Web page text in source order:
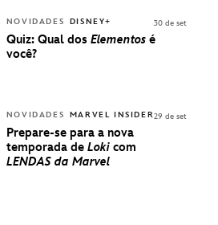
DISNEY
NOVIDADES DISNEY+
Quiz: Qual dos Elementos é
você?
30 de set
NOVIDADES MARVEL INSIDER
Prepare-se para a nova
temporada de Loki com
LENDAS da Marvel
29 de set